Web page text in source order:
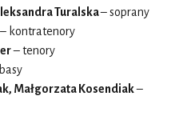
Turalska– soprany
– kontratenory
– tenory
Małgorzata Kosendiak–